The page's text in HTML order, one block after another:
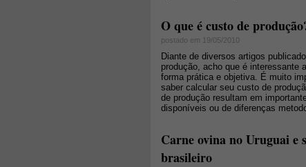
O que é custo de
postado em 19/05/2010
Diante de diversos artigos
produção, acho que é interessante
forma prática e objetiva. É muito
saber calcular seu custo de
de produção resultam em
disponíveis ou de diferenças
Carne ovina no Uruguai e
brasileiro